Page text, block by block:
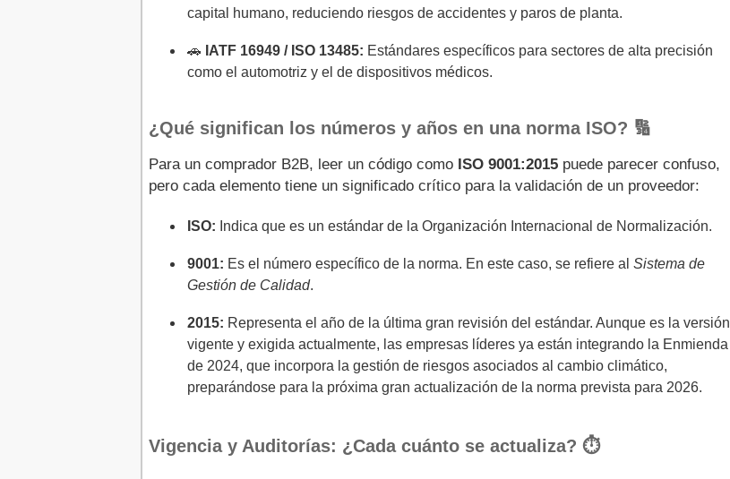
capital humano, reduciendo riesgos de accidentes y paros de planta.
🚗 IATF 16949 / ISO 13485: Estándares específicos para sectores de alta precisión
como el automotriz y el de dispositivos médicos.
¿Qué significan los números y años en una norma ISO? 🔢
Para un comprador B2B, leer un código como ISO 9001:2015 puede parecer confuso,
pero cada elemento tiene un significado crítico para la validación de un proveedor:
ISO: Indica que es un estándar de la Organización Internacional de Normalización.
9001: Es el número específico de la norma. En este caso, se refiere al Sistema de
Gestión de Calidad.
2015: Representa el año de la última gran revisión del estándar. Aunque es la versión
vigente y exigida actualmente, las empresas líderes ya están integrando la Enmienda
de 2024, que incorpora la gestión de riesgos asociados al cambio climático,
preparándose para la próxima gran actualización de la norma prevista para 2026.
Vigencia y Auditorías: ¿Cada cuánto se actualiza? ⏱️